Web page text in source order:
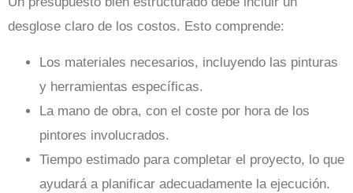
desglose claro de los costos. Esto comprende:
Los materiales necesarios, incluyendo las pinturas
y herramientas específicas.
La mano de obra, con el coste por hora de los
pintores involucrados.
Tiempo estimado para completar el proyecto, lo que
ayudará a planificar adecuadamente la ejecución.